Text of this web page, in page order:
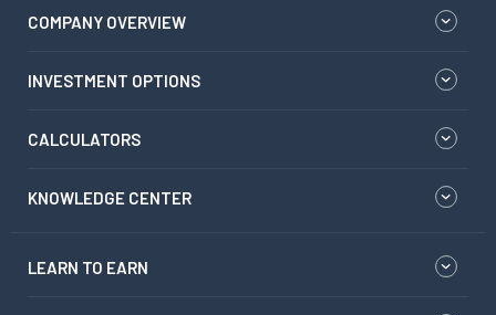
COMPANY OVERVIEW
INVESTMENT OPTIONS
CALCULATORS
KNOWLEDGE CENTER
LEARN TO EARN